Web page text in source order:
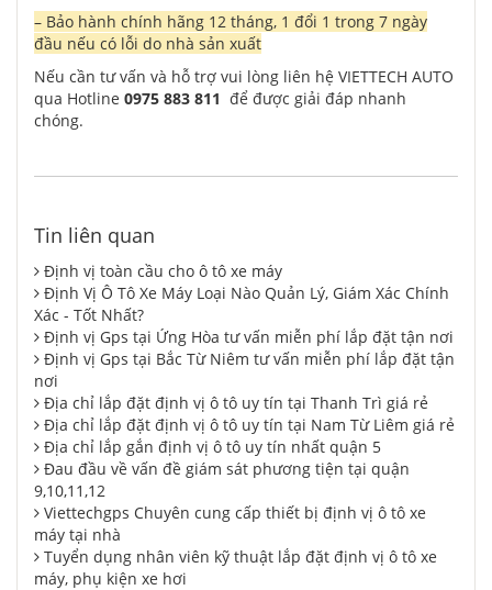
– Bảo hành chính hãng 12 tháng, 1 đổi 1 trong 7 ngày
đầu nếu có lỗi do nhà sản xuất
Nếu cần tư vấn và hỗ trợ vui lòng liên hệ VIETTECH AUTO
qua Hotline 0975 883 811 để được giải đáp nhanh
chóng.
Tin liên quan
Định vị toàn cầu cho ô tô xe máy
Định Vị Ô Tô Xe Máy Loại Nào Quản Lý, Giám Xác Chính
Xác - Tốt Nhất?
Định vị Gps tại Ứng Hòa tư vấn miễn phí lắp đặt tận nơi
Định vị Gps tại Bắc Từ Niêm tư vấn miễn phí lắp đặt tận
nơi
Địa chỉ lắp đặt định vị ô tô uy tín tại Thanh Trì giá rẻ
Địa chỉ lắp đặt định vị ô tô uy tín tại Nam Từ Liêm giá rẻ
Địa chỉ lắp gắn định vị ô tô uy tín nhất quận 5
Đau đầu về vấn đề giám sát phương tiện tại quận
9,10,11,12
Viettechgps Chuyên cung cấp thiết bị định vị ô tô xe
máy tại nhà
Tuyển dụng nhân viên kỹ thuật lắp đặt định vị ô tô xe
máy, phụ kiện xe hơi